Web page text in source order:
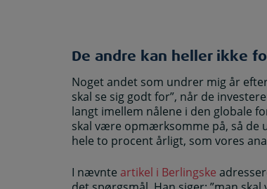
De andre kan heller ikke
Noget andet som undrer mig år
skal se sig godt for”, når de
langt imellem nålene i den globale
skal være opmærksomme på, så de
hele to procent årligt, som vores
I nævnte artikel i Berlingske